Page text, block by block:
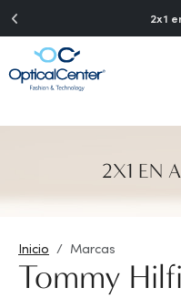
2x1
2X1 EN
Inicio Marcas
Tommy